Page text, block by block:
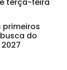
primeiros
do